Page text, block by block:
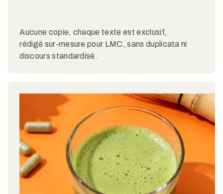
Aucune copie, chaque texte est exclusif,
rédigé sur-mesure pour LMC, sans duplicata ni
discours standardisé.